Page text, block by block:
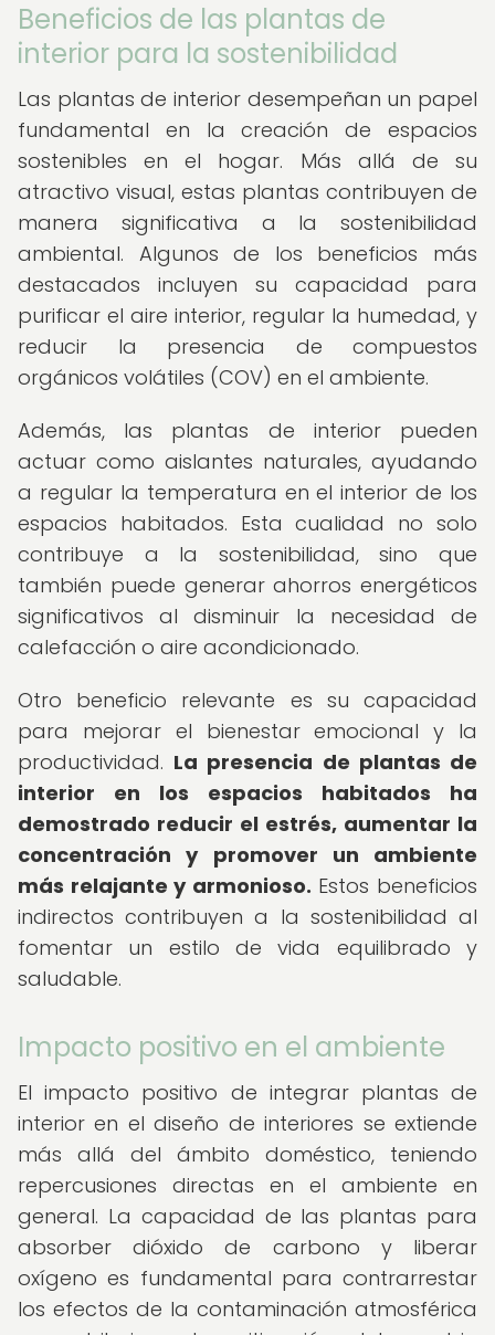
Beneficios de las plantas de
interior para la sostenibilidad
Las plantas de interior desempeñan un papel
fundamental en la creación de espacios
sostenibles en el hogar. Más allá de su
atractivo visual, estas plantas contribuyen de
manera significativa a la sostenibilidad
ambiental. Algunos de los beneficios más
destacados incluyen su capacidad para
purificar el aire interior, regular la humedad, y
reducir la presencia de compuestos
orgánicos volátiles (COV) en el ambiente.
Además, las plantas de interior pueden
actuar como aislantes naturales, ayudando
a regular la temperatura en el interior de los
espacios habitados. Esta cualidad no solo
contribuye a la sostenibilidad, sino que
también puede generar ahorros energéticos
significativos al disminuir la necesidad de
calefacción o aire acondicionado.
Otro beneficio relevante es su capacidad
para mejorar el bienestar emocional y la
productividad. La presencia de plantas de
interior en los espacios habitados ha
demostrado reducir el estrés, aumentar la
concentración y promover un ambiente
más relajante y armonioso. Estos beneficios
indirectos contribuyen a la sostenibilidad al
fomentar un estilo de vida equilibrado y
saludable.
Impacto positivo en el ambiente
El impacto positivo de integrar plantas de
interior en el diseño de interiores se extiende
más allá del ámbito doméstico, teniendo
repercusiones directas en el ambiente en
general. La capacidad de las plantas para
absorber dióxido de carbono y liberar
oxígeno es fundamental para contrarrestar
los efectos de la contaminación atmosférica